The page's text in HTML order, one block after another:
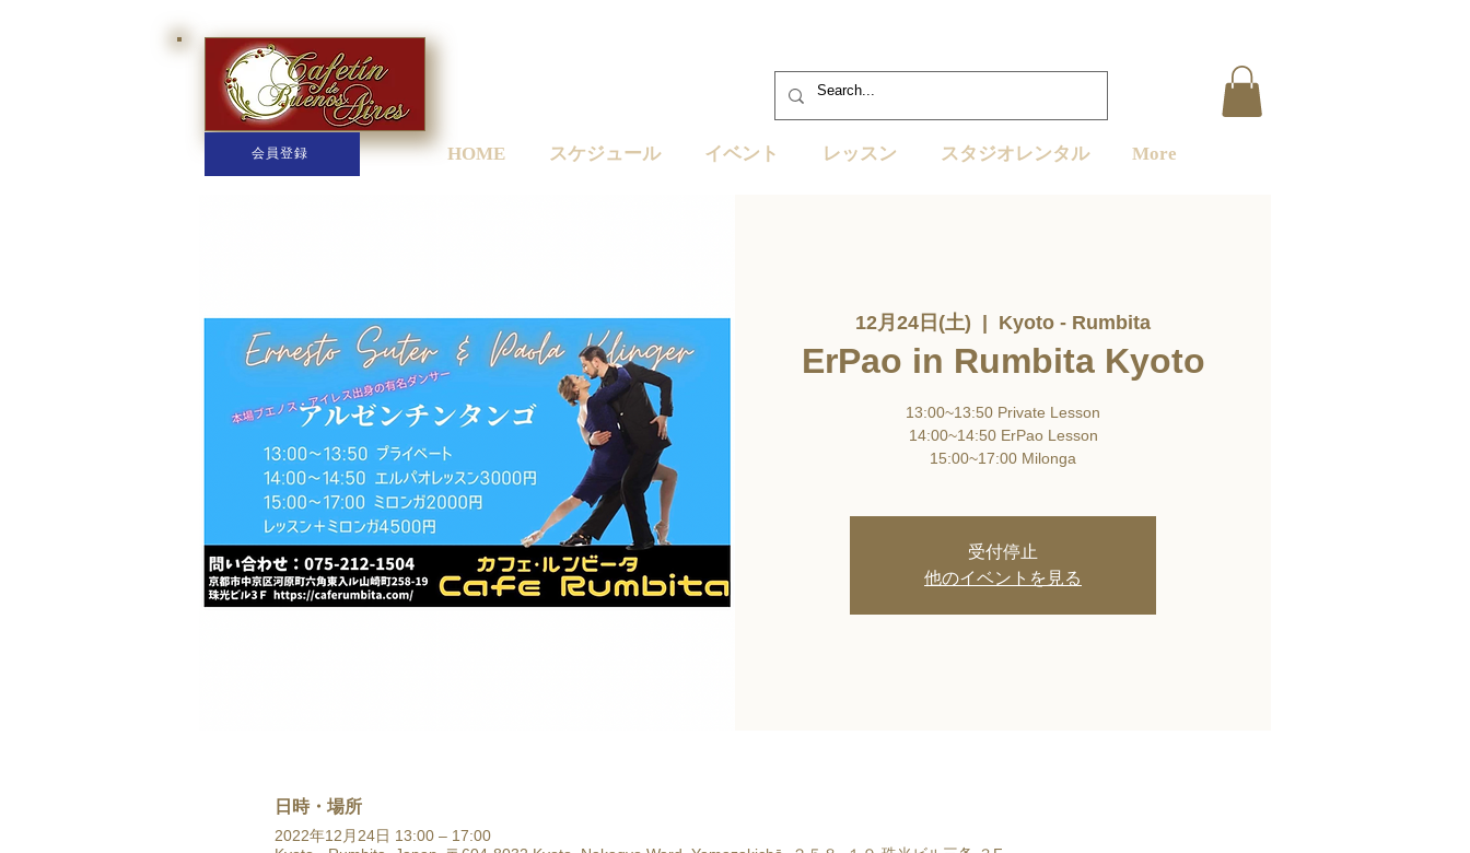
会員登録 HOME スケジュール イベント レッスン スタジオレンタル More
12月24日(土)
  |
Kyoto - Rumbita
ErPao in Rumbita Kyoto
13:00~13:50 Private Lesson
14:00~14:50 ErPao Lesson
15:00~17:00 Milonga
受付停止
他のイベントを見る
日時・場所
2022年12月24日 13:00 – 17:00